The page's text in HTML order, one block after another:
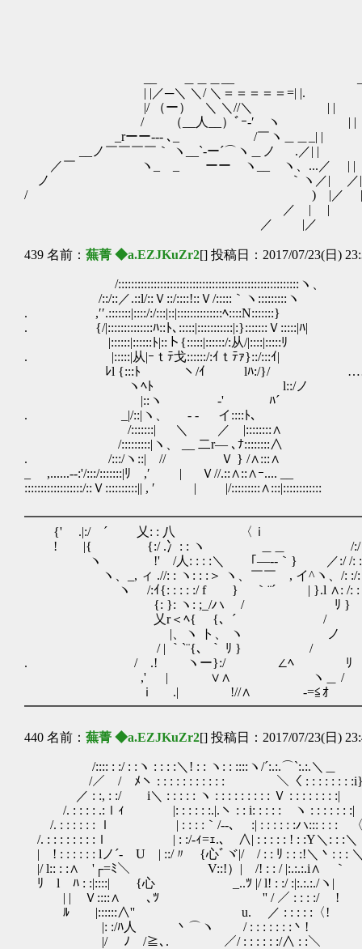
| |／─＼ ＼/ ＼＝＝＝＝＝=| |.
|/ （ー） ＼ ＼//＼ | | 乂,_＿＿＿
/ （__人__）ﾞｰ‐′ ヽ | |
_rーー‐‐- ､_ /￣ヽ＿＿_| |
__ノ￣￣￣￣｀ ヽ__`-ー´⌒ヽ＿ノ .／| |
／￣ ヽ_ _ ーー ヽ__ ヽ、...／ | |
ノ ｀ヽ／| ／|
/ ) |／
／ | |
／ |／
439 名前： 蕪菁 ◆a.EZJKuZr2[] 投稿日：2017/07/23(日)
/::::::::::::::::::::::::::::::::::::::::::::::::::::::::ヽ、
/::/::／.::l/::Ｖ::/::::!::Ｖ/:::::｀ヽ:::::::::ヽ
. ,′′.:::::::|::::/:/:::|::|::::::::::::::ﾍ::::N:::::::}
. {/|::::::::::::::ﾊ::ﾄ､:::::|:::::::::::|:}:::::::Ｖ:::::|ﾊ|
|::::::|::::::ﾄ|::ト{:::::|::::::/:从/|::::|:::::ﾘ
. |:::::|从|ｰｔﾃ戈::::::/:ｲｔﾃｧ}::/:::ｲ|
ﾚl {:::ﾄ ￣ ヽ/ｲ ￣lﾊ:/}/ ……落ち着
ヽﾍﾄ l::/ノ 気持ちは分
|::ヽ ‐' ﾊ´
. _|/::|ヽ、 - ‐ イ::::ﾄ､
/:::::::| ＼ ／ |::::::::∧
/:::::::::|ヽ、 __ 二r― ､ﾅ::::::::∧
. /:::/ヽ::| // Ｖ } /∧:::∧
_ ,......-‐:'/:::/:::::::|ﾘ ,′ | Ｖ//.::∧::∧ｰ.... __
::::::::::::::::::/::Ｖ::::::::::|| , ′ | |/:::::::::∧:::|::::::::::::
{' .|:/ ´ 乂: : 八 〈ｉ ｲ: : : l
! |{ {:/ .冫: : ヽ ＿＿ /:/ j :
ヽ !' /人: : : :＼ ｢―-‐｀} ／:/ /: :/: ﾑ｀ヽ: :∧ ヽ
ヽ、_, ィ .//: : ヽ: : :＞ ヽ、￣￣ , イ^ヽ、/:
ヽ /:ｲ{: : : : :/ f } ｀¨´ | }.l ∧: /: : : : :ヽ ‐=､´
{: }: ヽ: ;_/ハ / ﾘ } ∧: : : :
乂r＜ﾍ{ {、´ / .|＞ 、 : : : : :ヽ , '⌒r‐v'
|、ヽ ト、 ヽ ノ }
/ | ｀`¨{、｀ ﾘ } / ,'
. / .! ヽー}:/ ∠ﾍ ﾘ
,' | ∨∧ ヽ＿ /
ｉ .| !//∧ -=≦ｵ ////
440 名前： 蕪菁 ◆a.EZJKuZr2[] 投稿日：2017/07/23(日)
/:::: : :/ : :ヽ : : : :＼! : : ヽ: : ::::ヽ/´:.:.⌒`:.:.＼＿
/／ / ﾒヽ : : : : : : : : : : : ＼〈 : : : : : :
／ : :, : :/ i＼ : : : : : ヽ : : : : : : : : : Ｖ : : : : : : : :|
/. : : : : .:ｌｨ |: : : : : :.|.ヽ : : i: : : : : ヽ : : : : : : :|
/. : : : : : : ｌ | : : : :｀/‐-､ :| : : : : : :ハ::: : : :
/. : : : : : : : :ｌ | : :/-ｨ=ｪ.､ ∧| : : : : : ! :
| ! : : : : : : lノ´- U | ::/〃 {心ﾞヾ|/ / : : ﾘ : : :!＼丶: : :
|/ l:: : :∧ '┌=ﾐ＼ V::!）| /! : : / |:.:.:.i∧ ｀
ﾘ l ﾊ : :|::::| {心 _..ﾂ |/ l! : :/ :|:.:.:./
| | Ｖ::::∧ ､ﾂ '' / ／ : :
ﾙ |::::::∧'' u. ／ : : : :
|: :/ﾊ人 丶⌒ヽ / : : : : : : :丶!
|/ ﾉ /≧､. ／/ : : : : : :/∧ : :＼